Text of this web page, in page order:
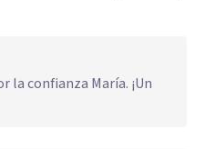
la confianza María. ¡Un